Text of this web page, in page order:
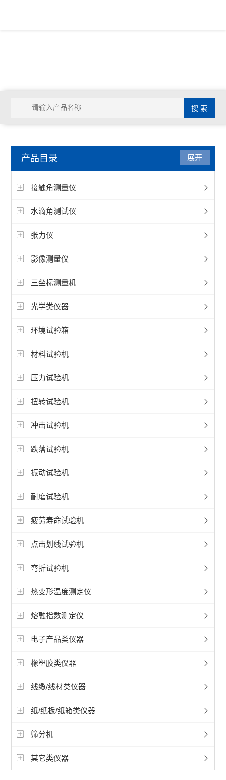
产品目录
接触角测量仪
水滴角测试仪
张力仪
影像测量仪
三坐标测量机
光学类仪器
环境试验箱
材料试验机
压力试验机
扭转试验机
冲击试验机
跌落试验机
振动试验机
耐磨试验机
疲劳寿命试验机
点击划线试验机
弯折试验机
热变形温度测定仪
熔融指数测定仪
电子产品类仪器
橡塑胶类仪器
线缆/线材类仪器
纸/纸板/纸箱类仪器
筛分机
其它类仪器
展开